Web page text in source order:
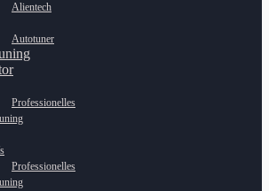
Alientech
Autotuner
Professionelles
Professionelles